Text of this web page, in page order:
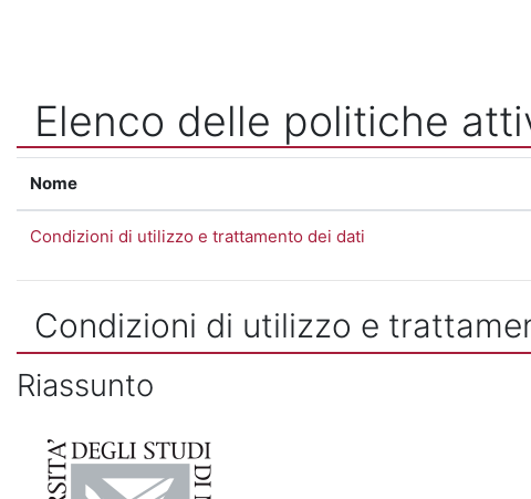
Elenco delle politiche
Nome
Condizioni di utilizzo e trattamento dei dati
Condizioni di utilizzo e
Riassunto